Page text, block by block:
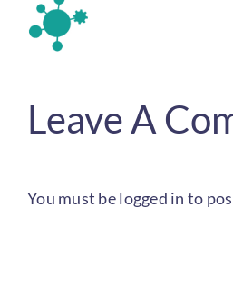
Leave A
You must belogged in to